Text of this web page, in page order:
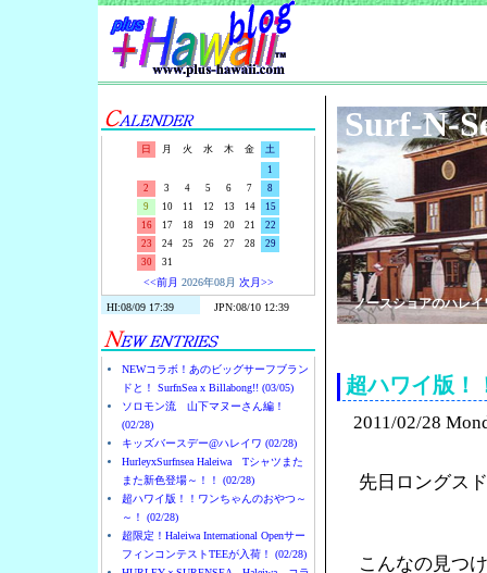
日 月 火 水 木 金
土
1
2
3 4 5 6 7
8
9
10 11 12 13 14
15
16
17 18 19 20 21
22
23
24 25 26 27 28
29
30
31
<<前月 2026年08月 次月>>
NEWコラボ！あのビッグサーフブラン
ドと！ SurfnSea x Billabong!! (03/05)
ソロモン流 山下マヌーさん編！
(02/28)
キッズバースデー@ハレイワ (02/28)
HurleyxSurfnsea Haleiwa Tシャツまた
また新色登場～！！ (02/28)
超ハワイ版！！ワンちゃんのおやつ～
～！ (02/28)
超限定！Haleiwa International Openサー
フィンコンテストTEEが入荷！ (02/28)
Surf-N-
ノースショアのハレ
超ハワイ版！
2011/02/28
先日ロングス
こんなの見つ